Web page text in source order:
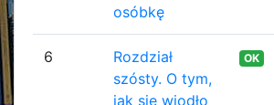
osóbkę
6
Rozdział
szósty. O tym,
jak się wiodło
OK